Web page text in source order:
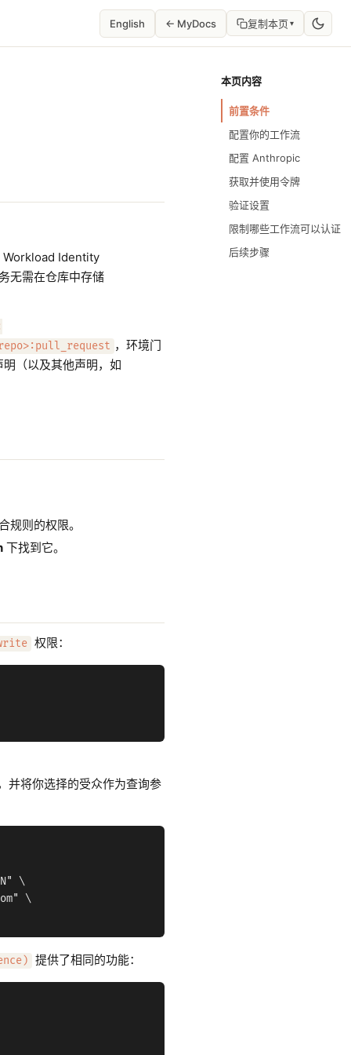
English ← MyDocs 复制本页▾
Workload Identity
无需在仓库中存储
，环境门
（以及其他声明，如
则的权限。
下找到它。
权限：
并将你选择的受众作为查询参
\
\
提供了相同的功能：
本页内容
前置条件
配置你的工作流
配置 Anthropic
获取并使用令牌
验证设置
限制哪些工作流可以认证
后续步骤